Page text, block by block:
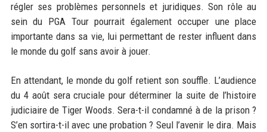
régler ses problèmes personnels et juridiques. Son rôle au
sein du PGA Tour pourrait également occuper une place
importante dans sa vie, lui permettant de rester influent dans
le monde du golf sans avoir à jouer.
En attendant, le monde du golf retient son souffle. L’audience
du 4 août sera cruciale pour déterminer la suite de l’histoire
judiciaire de Tiger Woods. Sera-t-il condamné à de la prison ?
S’en sortira-t-il avec une probation ? Seul l’avenir le dira. Mais